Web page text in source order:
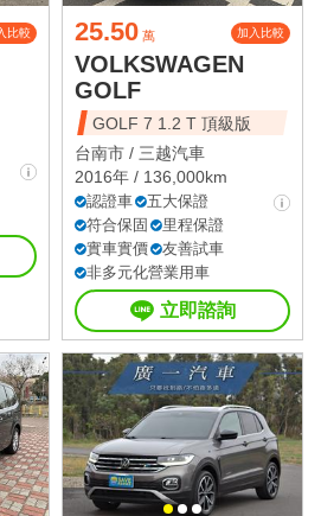
比較 25.50 萬 加入比較
VOLKSWAGEN
GOLF
GOLF 7 1.2 T 頂級版
台南市 / 三越汽車
2016年 / 136,000km
認證車
五大保證
符合保固
里程保證
實車實價
友善試車
非多元化營業用車
立即諮詢